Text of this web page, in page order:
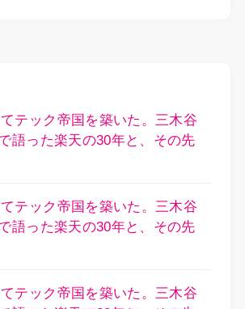
テック帝国を築いた。三木谷
語った楽天の30年と、その先
テック帝国を築いた。三木谷
語った楽天の30年と、その先
テック帝国を築いた。三木谷